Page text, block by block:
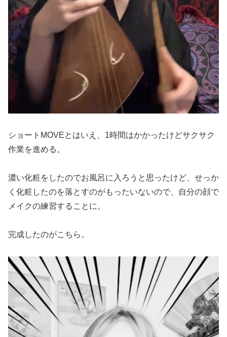
ショートMOVEとはいえ、1時間はかかったけどサクサク
作業を進める。
濃い化粧をしたのでお風呂に入ろうと思ったけど、せっか
く化粧したのを落とすのがもったいないので、自分の顔で
メイクの練習することに。
完成したのがこちら。